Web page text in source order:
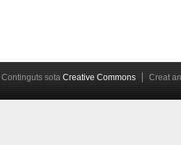
Continguts sota Creative Commons Creat